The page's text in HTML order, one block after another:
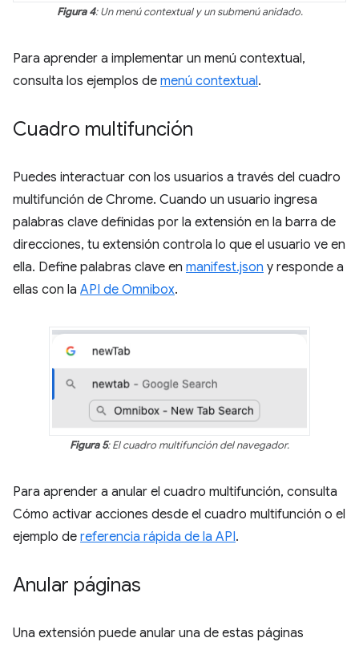
Figura 4: Un menú contextual y un submenú anidado.
Para aprender a implementar un menú contextual,
consulta los ejemplos de menú contextual.
Cuadro multifunción
Puedes interactuar con los usuarios a través del cuadro
multifunción de Chrome. Cuando un usuario ingresa
palabras clave definidas por la extensión en la barra de
direcciones, tu extensión controla lo que el usuario ve en
ella. Define palabras clave en manifest.json y responde a
ellas con la API de Omnibox.
Figura 5: El cuadro multifunción del navegador.
Para aprender a anular el cuadro multifunción, consulta
Cómo activar acciones desde el cuadro multifunción o el
ejemplo de referencia rápida de la API.
Anular páginas
Una extensión puede anular una de estas páginas